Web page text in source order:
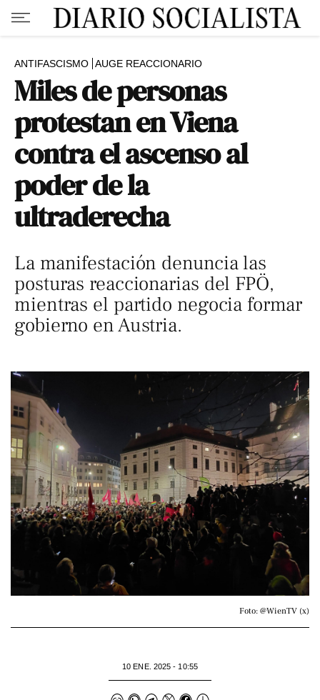
ANTIFASCISMO AUGE REACCIONARIO
Miles de personas
protestan en Viena
contra el ascenso al
poder de la
ultraderecha
La manifestación denuncia las
posturas reaccionarias del FPÖ,
mientras el partido negocia formar
gobierno en Austria.
Foto: @WienTV (x)
10 ENE. 2025 - 10:55